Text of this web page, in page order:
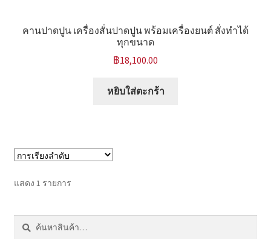
คานปาดปูน เครื่องสั่นปาดปูน พร้อมเครื่องยนต์ สั่งทำได้
ทุกขนาด
฿18,100.00
หยิบใส่ตะกร้า
แสดง 1 รายการ
ค้นหา:
ค้นหา